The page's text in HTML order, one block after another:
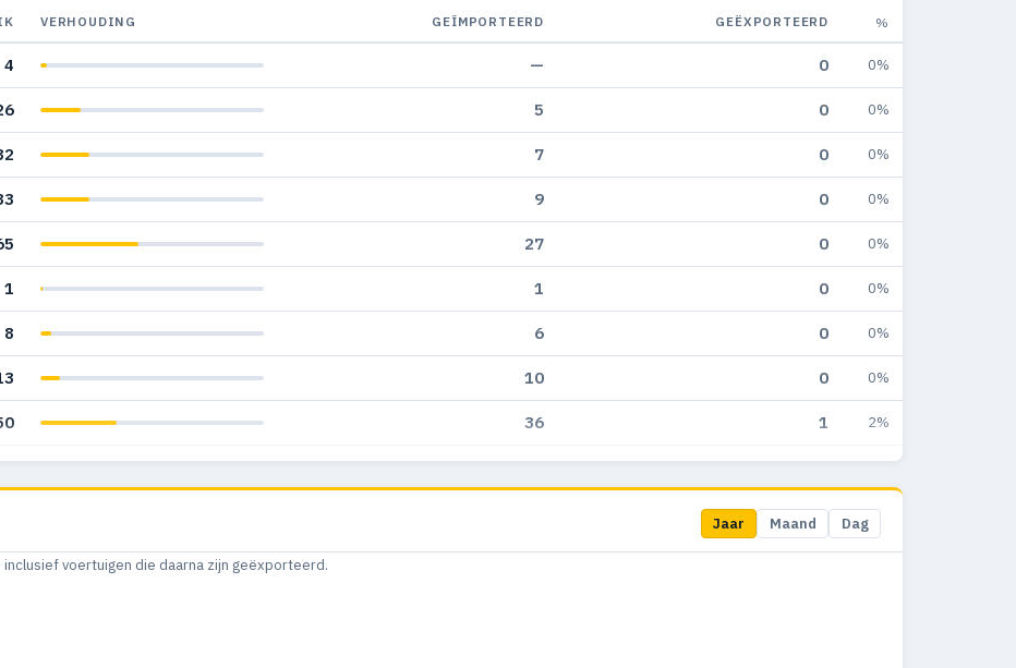
VERHOUDING GEÏMPORTEERD GEËXPORTEERD %
4 — 0 0%
5 0 0%
7 0 0%
9 0 0%
27 0 0%
1 1 0 0%
8 6 0 0%
10 0 0%
36 1 2%
67 1
0 0%
49 0 0%
Jaar Maand Dag
voertuigen die daarna zijn geëxporteerd.